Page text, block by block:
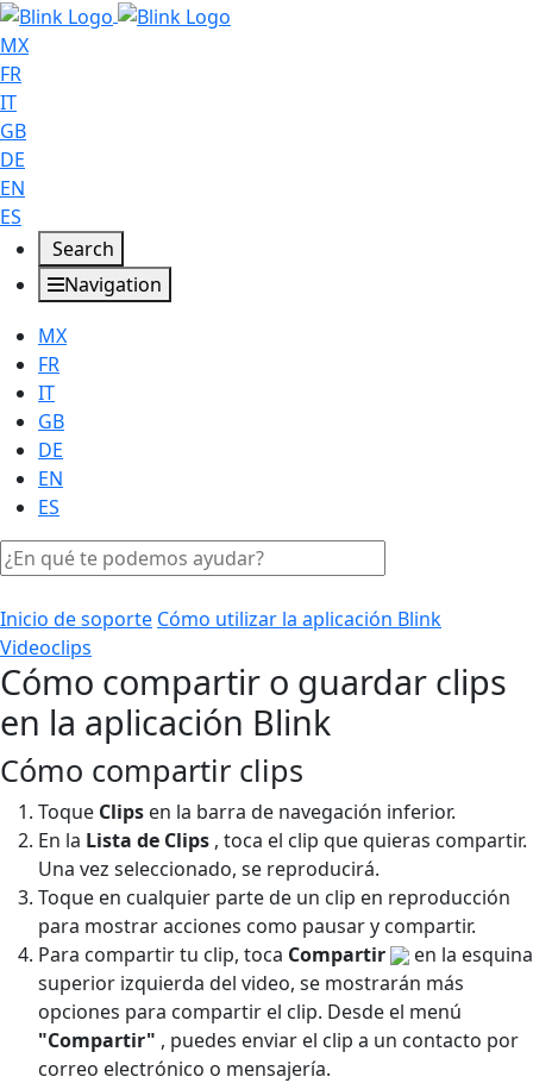
MX
FR
IT
GB
DE
EN
ES
Search
Navigation
MX
FR
IT
GB
DE
EN
ES
Inicio de soporte Cómo utilizar la aplicación Blink
Videoclips
Cómo compartir o guardar clips
en la aplicación Blink
Cómo compartir clips
Toque Clips en la barra de navegación inferior.
En la Lista de Clips , toca el clip que quieras compartir.
Una vez seleccionado, se reproducirá.
Toque en cualquier parte de un clip en reproducción
para mostrar acciones como pausar y compartir.
Para compartir tu clip, toca Compartir
en la esquina
superior izquierda del video, se mostrarán más
opciones para compartir el clip. Desde el menú
"Compartir" , puedes enviar el clip a un contacto por
correo electrónico o mensajería.